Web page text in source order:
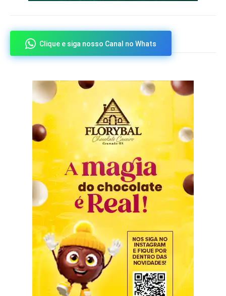
Clique e siga nosso Canal no Whats